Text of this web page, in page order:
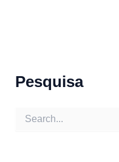
Pesquisa